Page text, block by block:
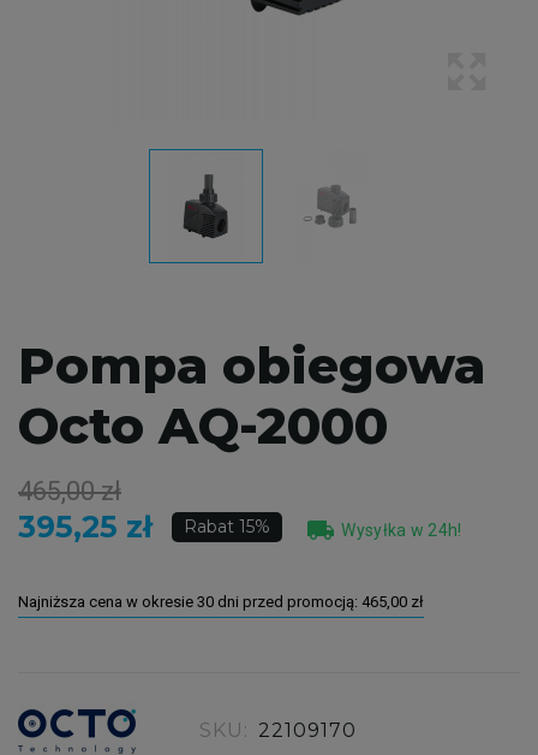
Pompa obiegowa
Octo AQ-2000
465,00 zł
395,25 zł Rabat 15% local_shipping Wysyłka w 24h!
Najniższa cena w okresie 30 dni przed promocją: 465,00 zł
SKU: 22109170